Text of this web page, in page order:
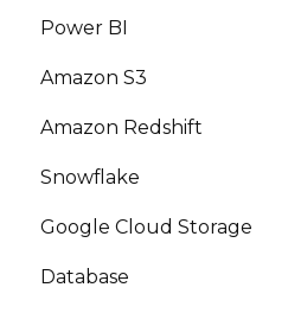
Power BI
Amazon S3
Amazon Redshift
Snowflake
Marketplace
Google Cloud Storage
Database